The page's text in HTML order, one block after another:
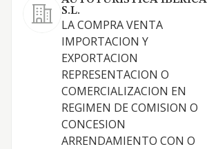
S.L.
LA COMPRA VENTA
IMPORTACION Y
EXPORTACION
REPRESENTACION O
COMERCIALIZACION EN
REGIMEN DE COMISION O
CONCESION
ARRENDAMIENTO CON O